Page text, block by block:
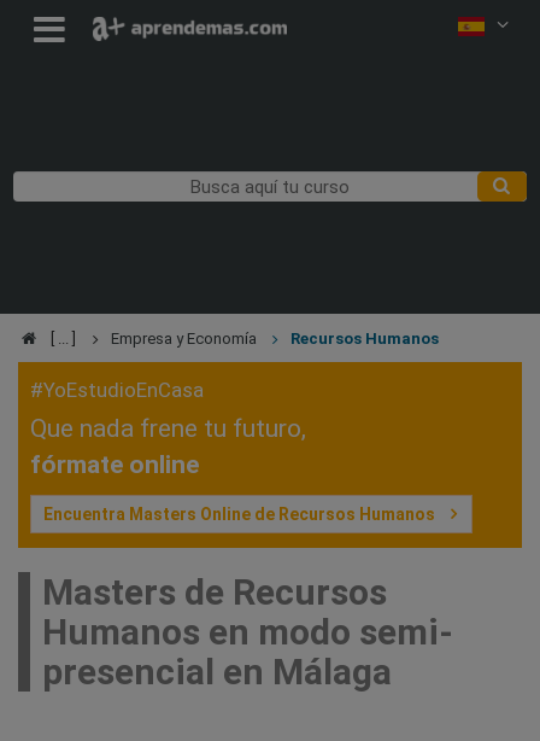
Empresa y Economía Recursos Humanos
#YoEstudioEnCasa
Que nada frene tu futuro,
fórmate online
Encuentra Masters Online de Recursos Humanos
Masters de Recursos
Humanos en modo semi-
presencial en Málaga